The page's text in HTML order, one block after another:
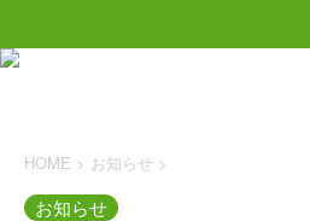
HOME > お知らせ >
お知らせ